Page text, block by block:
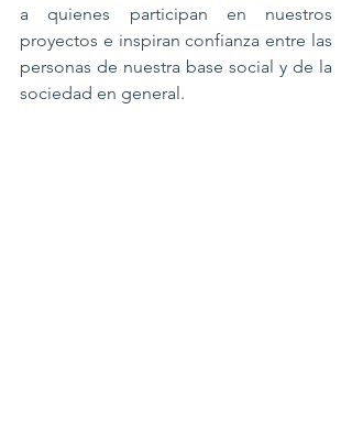
a quienes participan en nuestros
proyectos e inspiran confianza entre las
personas de nuestra base social y de la
sociedad en general.